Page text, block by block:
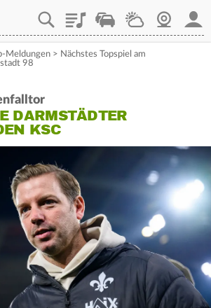
PlaylistStaupilotWetterWebcam
Meldungen > Nächstes Topspiel am
98
DARMSTÄDTER
KSC